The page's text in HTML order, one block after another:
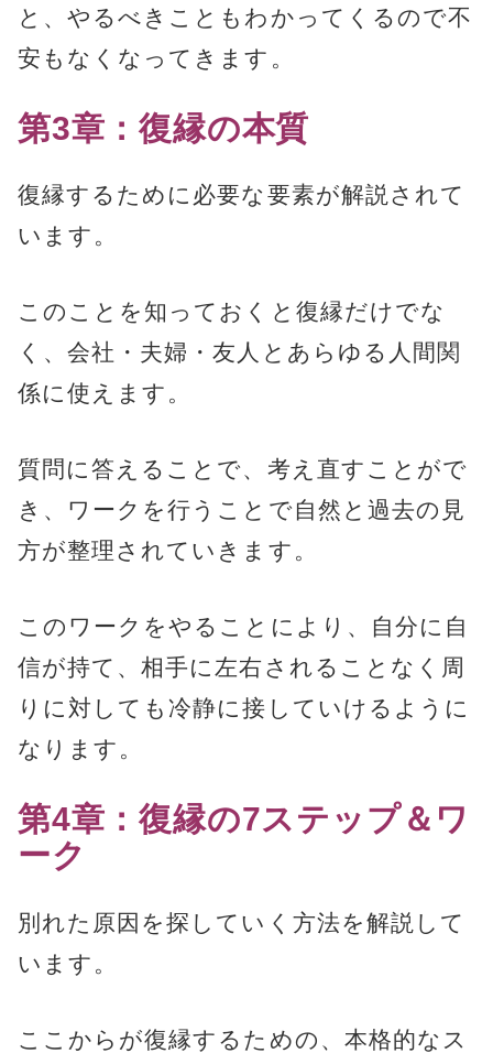
と、やるべきこともわかってくるので不
安もなくなってきます。
第3章：復縁の本質
復縁するために必要な要素が解説されて
います。
このことを知っておくと復縁だけでな
く、会社・夫婦・友人とあらゆる人間関
係に使えます。
質問に答えることで、考え直すことがで
き、ワークを行うことで自然と過去の見
方が整理されていきます。
このワークをやることにより、自分に自
信が持て、相手に左右されることなく周
りに対しても冷静に接していけるように
なります。
第4章：復縁の7ステップ＆ワ
ーク
別れた原因を探していく方法を解説して
います。
ここからが復縁するための、本格的なス